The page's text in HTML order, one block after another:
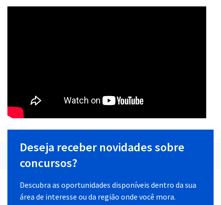
Deseja receber novidades sobre
concursos?
Descubra as oportunidades disponíveis dentro da sua
área de interesse ou da região onde você mora.